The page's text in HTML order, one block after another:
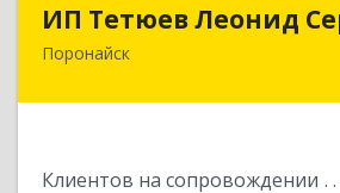
ИП Тетюев Леонид
Поронайск
Клиентов на сопровождении
694242, Сахалинская обл,